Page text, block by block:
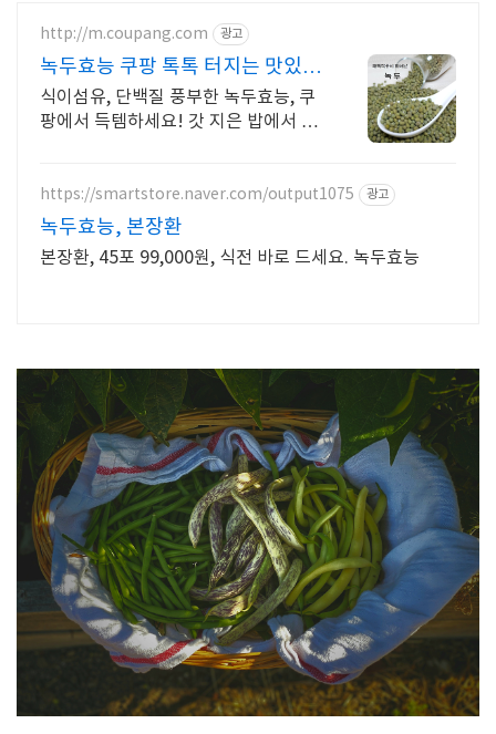
http://m.coupang.com 광고
녹두효능 쿠팡 톡톡 터지는 맛있는
잡곡밥
식이섬유, 단백질 풍부한 녹두효능, 쿠
팡에서 득템하세요! 갓 지은 밥에서 풍
https://smartstore.naver.com/output1075 광고
녹두효능, 본장환
본장환, 45포 99,000원, 식전 바로 드세요. 녹두효능